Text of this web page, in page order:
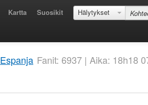
Kartta Suosikit Hälytykset
Espanja Fanit: 6937 | Aika: 18h18